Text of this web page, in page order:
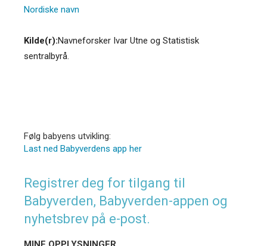
Nordiske navn
Kilde(r):Navneforsker Ivar Utne og Statistisk
sentralbyrå.
Følg babyens utvikling:
Last ned Babyverdens app her
Registrer deg for tilgang til
Babyverden, Babyverden-appen og
nyhetsbrev på e-post.